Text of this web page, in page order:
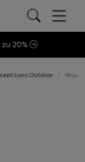
zu 20%
Luno Outdoor